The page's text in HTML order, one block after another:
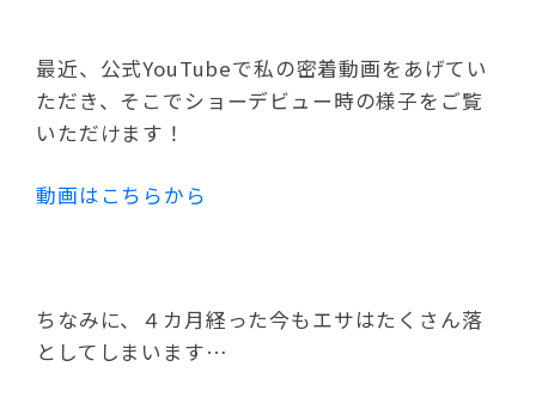
最近、公式YouTubeで私の密着動画をあげてい
ただき、そこでショーデビュー時の様子をご覧
いただけます！
動画はこちらから
ちなみに、４カ月経った今もエサはたくさん落
としてしまいます…